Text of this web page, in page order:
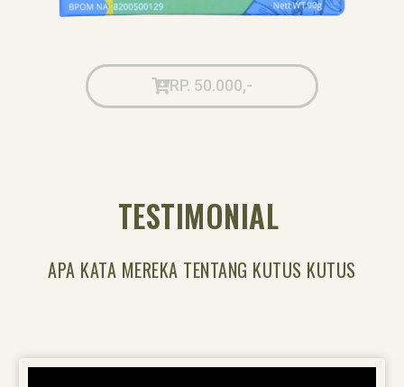
RP. 50.000,-
TESTIMONIAL
APA KATA MEREKA TENTANG KUTUS KUTUS